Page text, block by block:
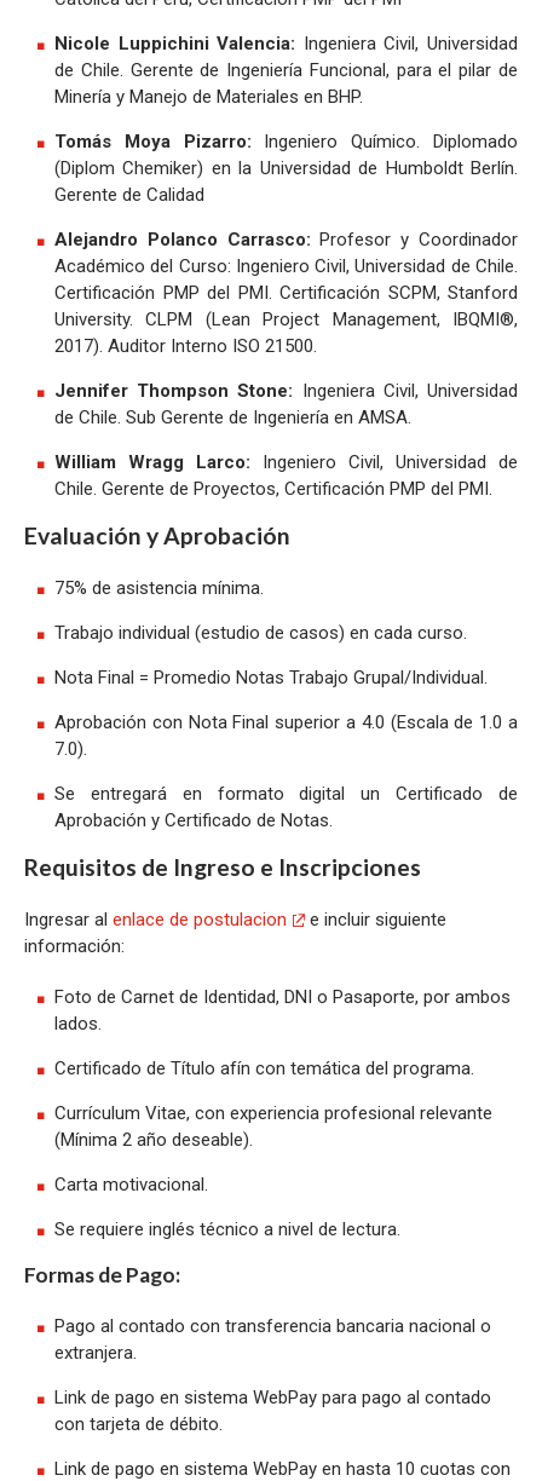
Nicole Luppichini Valencia: Ingeniera Civil, Universidad
de Chile. Gerente de Ingeniería Funcional, para el pilar de
Minería y Manejo de Materiales en BHP.
Tomás Moya Pizarro: Ingeniero Químico. Diplomado
(Diplom Chemiker) en la Universidad de Humboldt Berlín.
Gerente de Calidad
Alejandro Polanco Carrasco: Profesor y Coordinador
Académico del Curso: Ingeniero Civil, Universidad de Chile.
Certificación PMP del PMI. Certificación SCPM, Stanford
University. CLPM (Lean Project Management, IBQMI®,
2017). Auditor Interno ISO 21500.
Jennifer Thompson Stone: Ingeniera Civil, Universidad
de Chile. Sub Gerente de Ingeniería en AMSA.
William Wragg Larco: Ingeniero Civil, Universidad de
Chile. Gerente de Proyectos, Certificación PMP del PMI.
Evaluación y Aprobación
75% de asistencia mínima.
Trabajo individual (estudio de casos) en cada curso.
Nota Final = Promedio Notas Trabajo Grupal/Individual.
Aprobación con Nota Final superior a 4.0 (Escala de 1.0 a
7.0).
Se entregará en formato digital un Certificado de
Aprobación y Certificado de Notas.
Requisitos de Ingreso e Inscripciones
Ingresar al enlace de postulacion
e incluir siguiente
información:
Foto de Carnet de Identidad, DNI o Pasaporte, por ambos
lados.
Certificado de Título afín con temática del programa.
Currículum Vitae, con experiencia profesional relevante
(Mínima 2 año deseable).
Carta motivacional.
Se requiere inglés técnico a nivel de lectura.
Formas de Pago:
Pago al contado con transferencia bancaria nacional o
extranjera.
Link de pago en sistema WebPay para pago al contado
con tarjeta de débito.
Link de pago en sistema WebPay en hasta 10 cuotas con